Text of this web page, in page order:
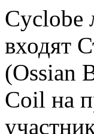
Cyclobe
входят
(Ossian
Coil на